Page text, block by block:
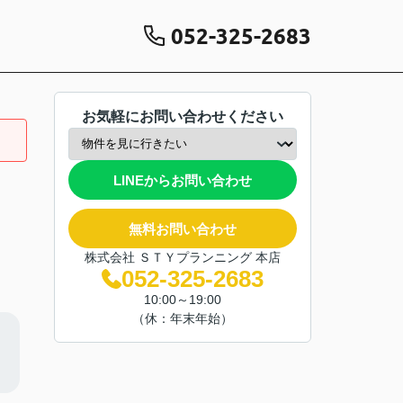
052-325-2683
お気軽にお問い合わせください
LINEからお問い合わせ
無料お問い合わせ
株式会社 ＳＴＹプランニング 本店
052-325-2683
10:00～19:00
（休：年末年始）